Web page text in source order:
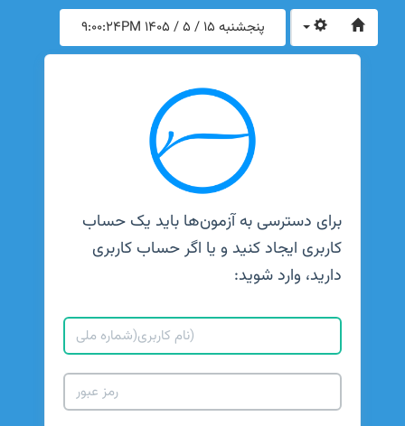
پنجشنبه 15 / 5 / 1405 9:00:24PM
برای دسترسی به آزمون‌ها باید یک حساب
کاربری ایجاد کنید و یا اگر حساب کاربری
دارید، وارد شوید: